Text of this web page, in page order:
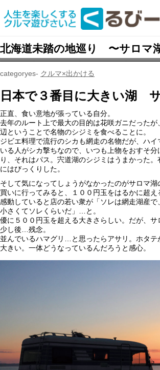
北海道未踏の地巡り 〜サロマ
クルマ×出かける
日本で３番目に大きい湖
正直、食い意地が張っている自分。
去年のルート上で最大の目的は花咲ガニだった
辺ということで名物のシジミを食べることに。
ジビエ料理で流行のシカも網走の名物だが、ハ
いる人がシカ撃ちなので、いつも上物をおすそ
り、それはパス。宍道湖のシジミはうまかった。
にはびっくりした。
そして気になってしょうがなかったのがサロマ湖
買いに行ってみると、１００円玉をはるかに超え
感動していると店の若い衆が「ソレは網走湖産
小さくてソレくらいだ」…と。
優に５００円玉を超える大きさらしい。だが、サ
少し後…残念。
並んでいるハマグリ…と思ったらアサリ。ホタテ
大きい。一体どうなっているんだろうと感心。